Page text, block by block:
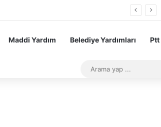
Başarı Teşvik Ödemesi
Maddi Yardım Belediye Yardımları Ptt